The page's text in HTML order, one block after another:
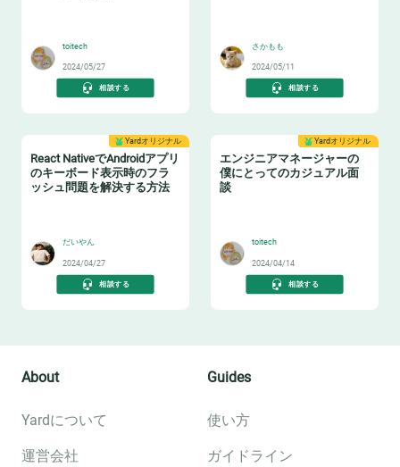
toitech
2024/05/27
相談する
さかもも
2024/05/11
相談する
Yardオリジナル
React NativeでAndroidアプリ
のキーボード表示時のフラ
ッシュ問題を解決する方法
だいやん
2024/04/27
相談する
Yardオリジナル
エンジニアマネージャーの
僕にとってのカジュアル面
談
toitech
2024/04/14
相談する
About
Yardについて
運営会社
Guides
使い方
ガイドライン